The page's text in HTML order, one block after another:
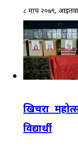
८ माघ २०७९,
खिचरा
विद्यार्थी